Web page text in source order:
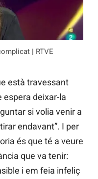
| RTVE
està travessant
espera deixar-la
si volia venir a
endavant”. I per
és que té a veure
que va tenir:
i em feia infeliç